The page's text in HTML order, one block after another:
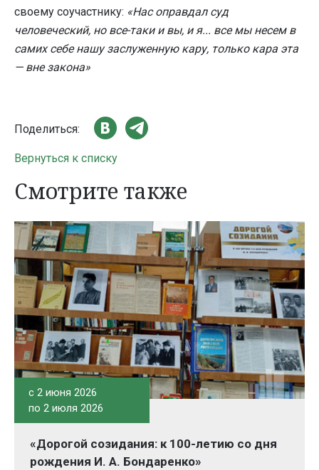
своему соучастнику: «Нас оправдал суд
человеческий, но все-таки и вы, и я... все мы несем в
самих себе нашу заслуженную кару, только кара эта
— вне закона»
Поделиться:
Вернуться к списку
Смотрите также
c 2 июня 2026
по 2 июля 2026
«Дорогой созидания: к 100-летию со дня
рождения И. А. Бондаренко»